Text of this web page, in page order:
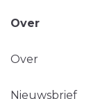
Over
Over
Nieuwsbrief